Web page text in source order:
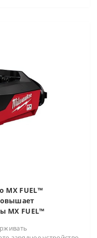
MX FUEL™
MX FUEL™